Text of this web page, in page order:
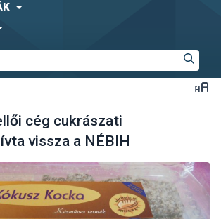
cég cukrászati
vissza a NÉBIH